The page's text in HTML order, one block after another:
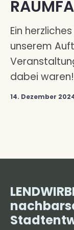
Ein
unserem
dabei waren!
14. Dezember